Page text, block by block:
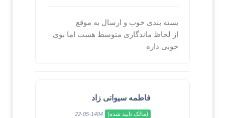
بسته بندی خوب و ارسال به موقع
از لحاظ ماندگاری متوسط هست اما بوی
خوبی داره
فاطمه سیوانی زاد
(مالک تایید شده) 1404-05-22